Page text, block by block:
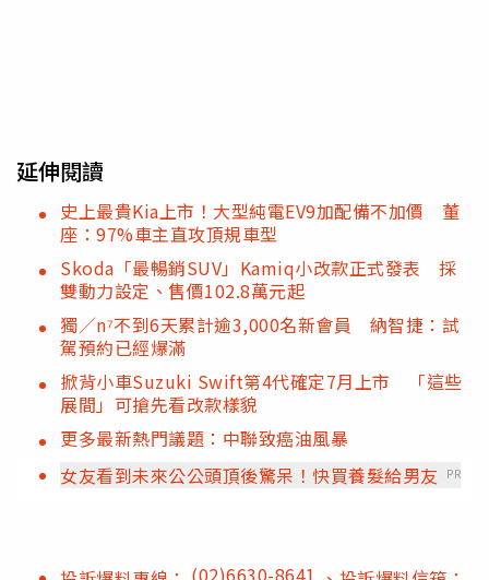
延伸閱讀
史上最貴Kia上市！大型純電EV9加配備不加價 董
座：97%車主直攻頂規車型
Skoda「最暢銷SUV」Kamiq小改款正式發表 採
雙動力設定、售價102.8萬元起
獨／n⁷不到6天累計逾3,000名新會員 納智捷：試
駕預約已經爆滿
掀背小車Suzuki Swift第4代確定7月上市 「這些
展間」可搶先看改款樣貌
更多最新熱門議題：中聯致癌油風暴
女友看到未來公公頭頂後驚呆！快買養髮給男友
PR
(02)6630-8641